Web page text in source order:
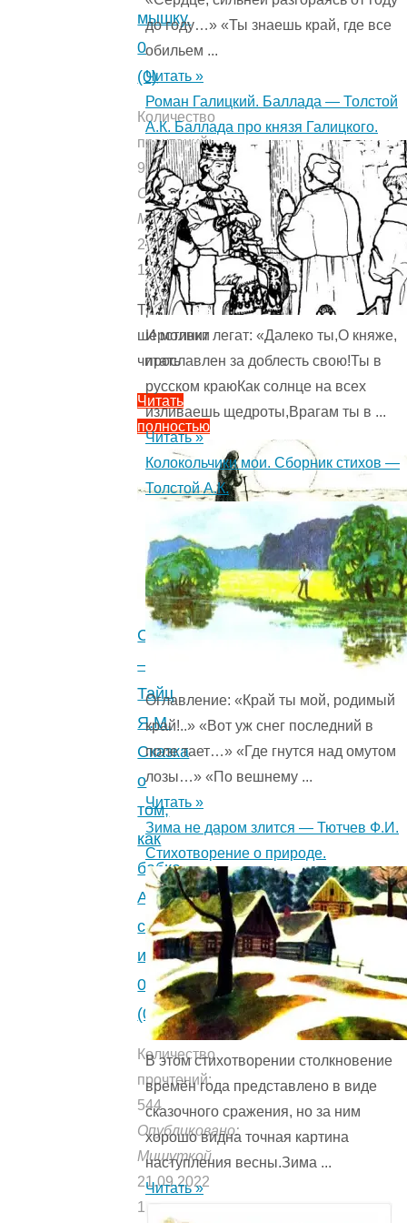
мышку.
0
(0)
Количество
прочтений:
981
Опубликовано:
Мишуткой
22.09.2022
15.07.2021
Три
шерстинки
читать
Читать
полностью
Я.М.
Сказка
про
бабку
мышку.
0
(0)"
Соль
—
Тайц
Я.М.
Сказка
о
том,
как
бабка
Алена
соль
искала.
0
(0)
Количество
прочтений:
544
Опубликовано:
Мишуткой
21.09.2022
15.07.2021
до году…» «Ты знаешь край, где все
обильем ...
Читать »
Роман Галицкий. Баллада — Толстой
А.К. Баллада про князя Галицкого.
И молвит легат: «Далеко ты,О княже,
прославлен за доблесть свою!Ты в
русском краюКак солнце на всех
изливаешь щедроты,Врагам ты в ...
Читать »
Колокольчики мои. Сборник стихов —
Толстой А.К.
Оглавление: «Край ты мой, родимый
край!..» «Вот уж снег последний в
поле тает…» «Где гнутся над омутом
лозы…» «По вешнему ...
Читать »
Зима не даром злится — Тютчев Ф.И.
Стихотворение о природе.
В этом стихотворении столкновение
времён года представ­лено в виде
сказочного сражения, но за ним
хорошо видна точная картина
наступления весны.Зима ...
Читать »